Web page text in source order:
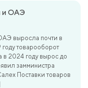
и ОАЭ
выросла почти в
году товарооборот
в 2024 году вырос до
замминистра
Поставки товаров